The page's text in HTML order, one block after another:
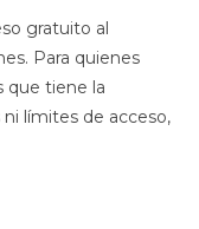
gratuito al
Para quienes
que tiene la
límites de acceso,